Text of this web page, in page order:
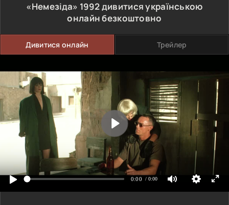
«Немезіда» 1992дивитися українською
онлайн безкоштовно
Дивитися онлайн Трейлер